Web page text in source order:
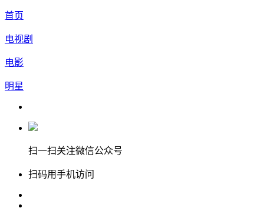
首页
电视剧
电影
明星
扫一扫关注微信公众号
扫码用手机访问